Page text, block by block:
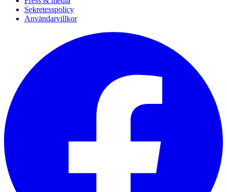
Sekretesspolicy
Användarvillkor